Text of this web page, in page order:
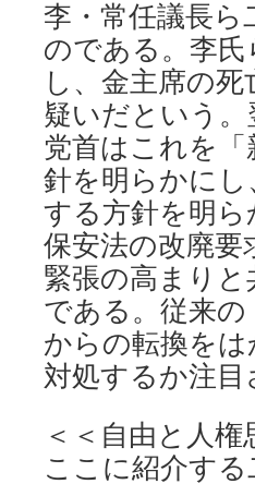
李・常任議長ら
のである。李
し、金主席の
疑いだという。
党首はこれを
針を明らかにし
する方針を明
保安法の改廃
緊張の高まり
である。従来
からの転換を
対処するか注
＜＜自由と人
ここに紹介す